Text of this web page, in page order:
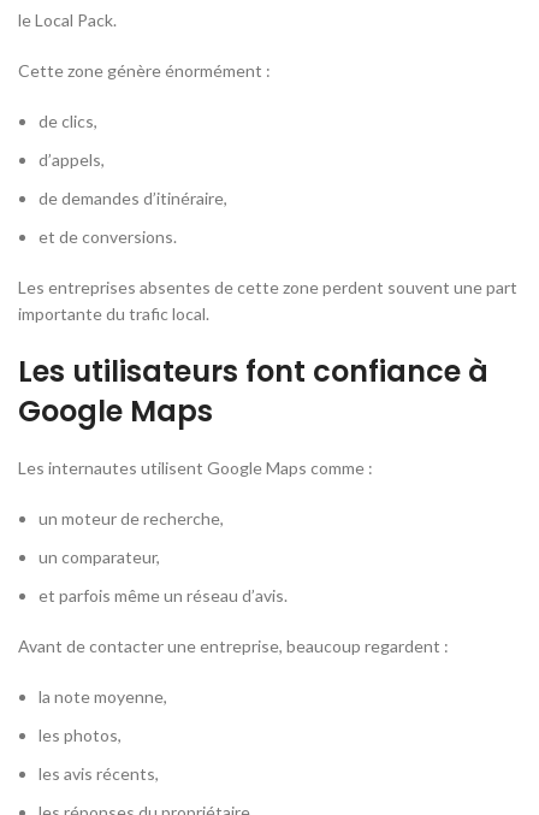
le Local Pack.
Cette zone génère énormément :
de clics,
d’appels,
de demandes d’itinéraire,
et de conversions.
Les entreprises absentes de cette zone perdent souvent une part
importante du trafic local.
Les utilisateurs font confiance à
Google Maps
Les internautes utilisent Google Maps comme :
un moteur de recherche,
un comparateur,
et parfois même un réseau d’avis.
Avant de contacter une entreprise, beaucoup regardent :
la note moyenne,
les photos,
les avis récents,